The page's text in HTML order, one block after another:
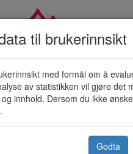
vassdrag
av at våre løsninger skal
til brukerinnsikt
med formål om å
av statistikken vil gjøre det
innhold. Dersom du ikke
Godta